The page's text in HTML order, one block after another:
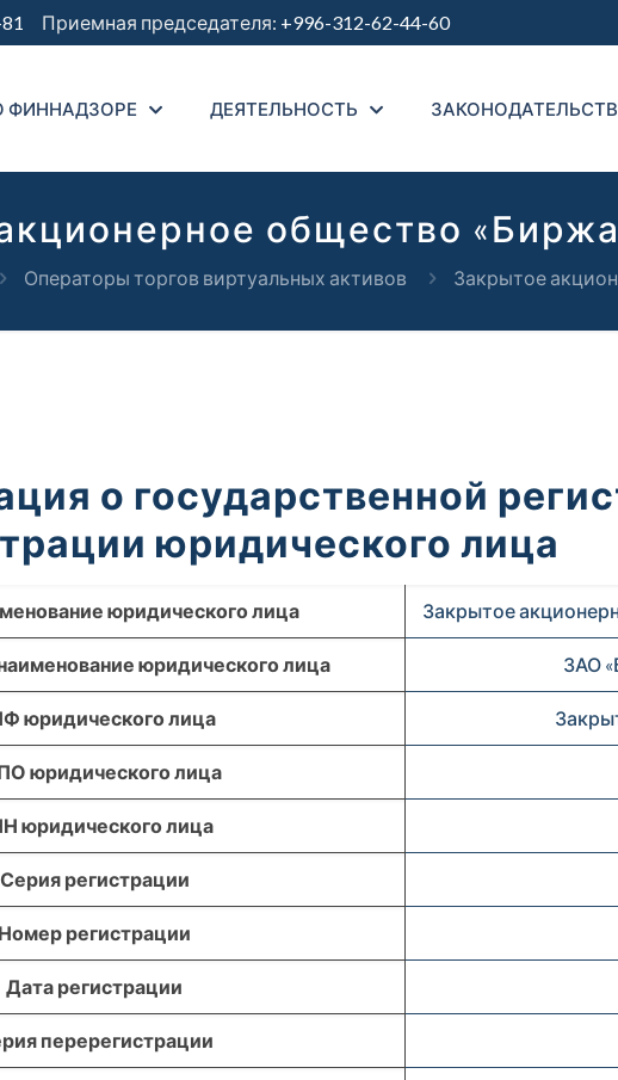
Приемная председателя: +996-312-62-44-60
ФИННАДЗОРЕ ДЕЯТЕЛЬНОСТЬ
общество
Операторы торгов виртуальных активов Закрытое
о государственной
юридического лица
юридического лица Закрытое
юридического лица ЗАО
юридического лица
юридического лица
юридического лица
Серия регистрации
Номер регистрации
Дата регистрации
перерегистрации